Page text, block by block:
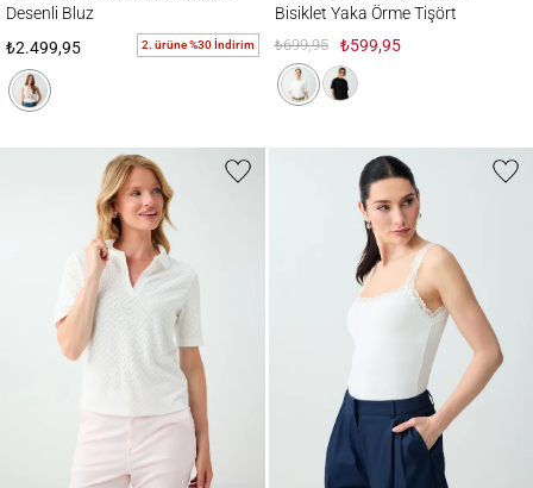
Desenli Bluz
₺2.499,95
2. ürüne %30 İndirim
Bisiklet Yaka Örme Tişört
₺699,95 ₺599,95